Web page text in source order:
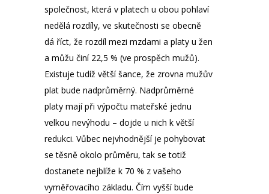
společnost, která v platech u obou pohlaví
nedělá rozdíly, ve skutečnosti se obecně
dá říct, že rozdíl mezi mzdami a platy u žen
a můžu činí 22,5 % (ve prospěch mužů).
Existuje tudíž větší šance, že zrovna mužův
plat bude nadprůměrný. Nadprůměrné
platy mají při výpočtu mateřské jednu
velkou nevýhodu – dojde u nich k větší
redukci. Vůbec nejvhodnější je pohybovat
se těsně okolo průměru, tak se totiž
dostanete nejblíže k 70 % z vašeho
vyměřovacího základu. Čím vyšší bude